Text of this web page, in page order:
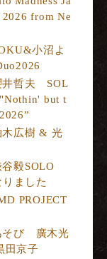
from Ne
小沼よ
哲夫 SOL
but t
広樹 & 光
毅SOLO
ました
PROJECT
び 廣木光
田京子